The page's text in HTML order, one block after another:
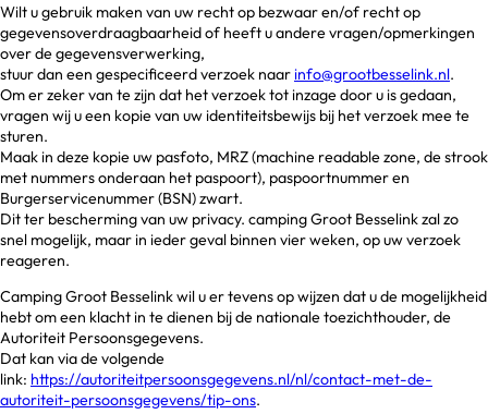
Wilt u gebruik maken van uw recht op bezwaar en/of recht op
gegevensoverdraagbaarheid of heeft u andere vragen/opmerkingen
over de gegevensverwerking,
stuur dan een gespecificeerd verzoek naar info@grootbesselink.nl.
Om er zeker van te zijn dat het verzoek tot inzage door u is gedaan,
vragen wij u een kopie van uw identiteitsbewijs bij het verzoek mee te
sturen.
Maak in deze kopie uw pasfoto, MRZ (machine readable zone, de strook
met nummers onderaan het paspoort), paspoortnummer en
Burgerservicenummer (BSN) zwart.
Dit ter bescherming van uw privacy. camping Groot Besselink zal zo
snel mogelijk, maar in ieder geval binnen vier weken, op uw verzoek
reageren.
Camping Groot Besselink wil u er tevens op wijzen dat u de mogelijkheid
hebt om een klacht in te dienen bij de nationale toezichthouder, de
Autoriteit Persoonsgegevens.
Dat kan via de volgende
link: https://autoriteitpersoonsgegevens.nl/nl/contact-met-de-
autoriteit-persoonsgegevens/tip-ons.